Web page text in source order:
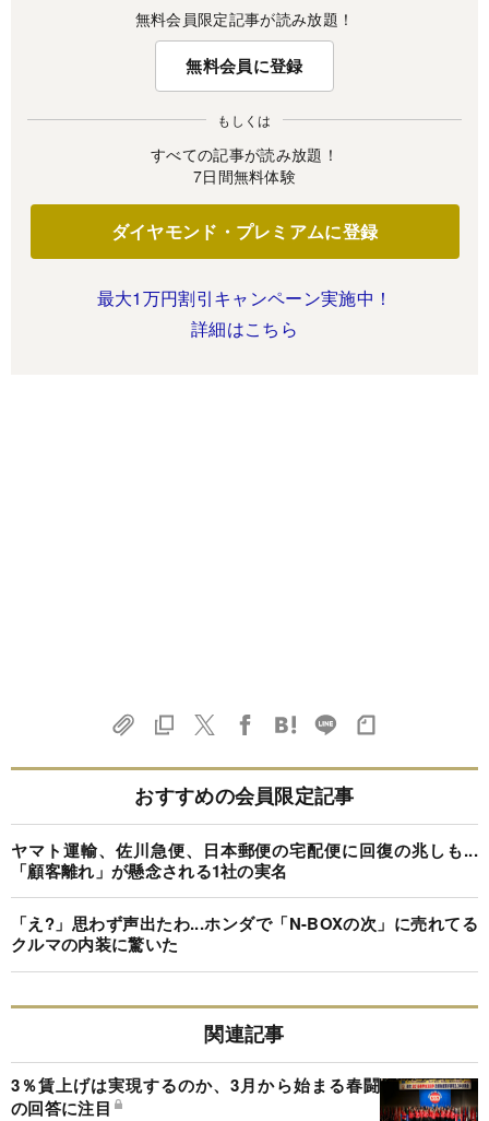
無料会員限定記事が読み放題！
無料会員に登録
もしくは
すべての記事が読み放題！
7日間無料体験
ダイヤモンド・プレミアムに登録
最大1万円割引キャンペーン実施中！
詳細はこちら
おすすめの会員限定記事
ヤマト運輸、佐川急便、日本郵便の宅配便に回復の兆しも...
「顧客離れ」が懸念される1社の実名
「え?」思わず声出たわ...ホンダで「N-BOXの次」に売れてる
クルマの内装に驚いた
関連記事
3％賃上げは実現するのか、3月から始まる春闘
の回答に注目